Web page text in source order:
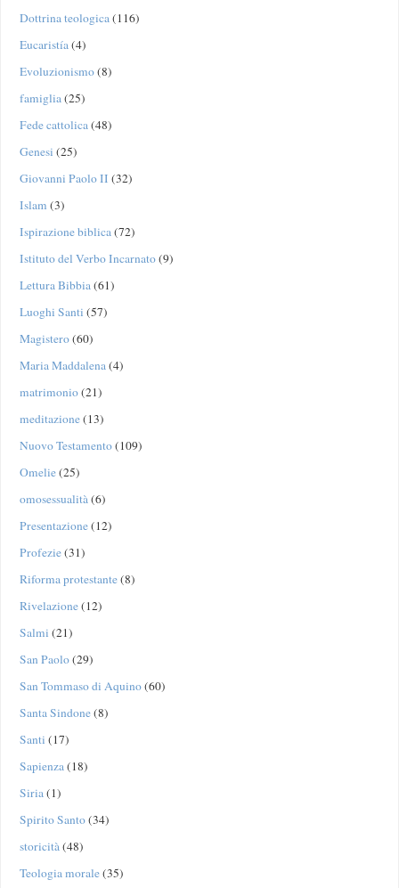
Dottrina teologica(116)
Eucaristía(4)
Evoluzionismo(8)
famiglia(25)
Fede cattolica(48)
Genesi (25)
Giovanni Paolo II (32)
Islam (3)
Ispirazione biblica(72)
Istituto del Verbo Incarnato(9)
Lettura Bibbia(61)
Luoghi Santi (57)
Magistero(60)
Maria Maddalena(4)
matrimonio(21)
meditazione(13)
Nuovo Testamento(109)
Omelie(25)
omosessualità(6)
Presentazione(12)
Profezie(31)
Riforma protestante(8)
Rivelazione(12)
Salmi (21)
San Paolo(29)
San Tommaso di Aquino(60)
Santa Sindone(8)
Santi (17)
Sapienza(18)
Siria(1)
Spirito Santo(34)
storicità(48)
Teologia morale(35)